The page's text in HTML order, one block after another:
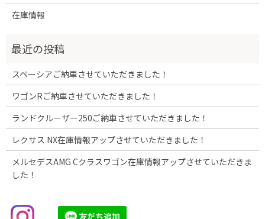
在庫情報
スペーシアご納車させていただきました！
ワゴンRご納車させていただきました！
ランドクルーザー250ご納車させていただきました！
レクサス NX在庫情報アップさせていただきました！
メルセデスAMG Cクラスワゴン在庫情報アップさせていただきま
した！